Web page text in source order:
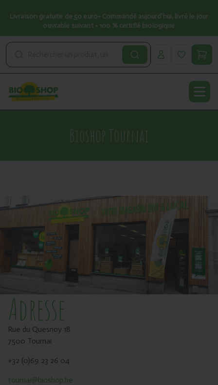
Livraison gratuite de 50 euro• Commandé aujourd’hui, livré le jour
ouvrable suivant • 100 % certifié biologique
Bioshop Tournai
Adresse
Rue du Quesnoy 18
7500 Tournai
+32 (0)69 23 26 04
tournai@bioshop.be